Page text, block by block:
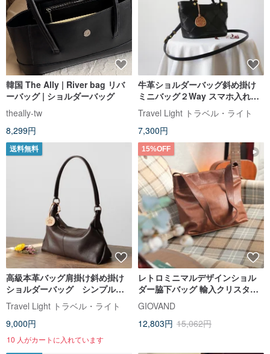
韓国 The Ally | River bag リバ
ーバッグ | ショルダーバッグ
theally-tw
8,299円
牛革ショルダーバッグ斜め掛け
ミニバッグ２Way スマホ入れブ
ラック
Travel Light トラベル・ライト
7,300円
送料無料
高級本革バッグ肩掛け斜め掛け
ショルダーバッグ シンプルな
２WAYバッグ コーヒー色
Travel Light トラベル・ライト
9,000円
10 人がカートに入れています
15%OFF
レトロミニマルデザインショル
ダー脇下バッグ 輸入クリスタル
ベジタブルタンニンなめし牛革
万能通勤カジュアルサイドバッ
グ
GIOVAND
12,803円 15,062円